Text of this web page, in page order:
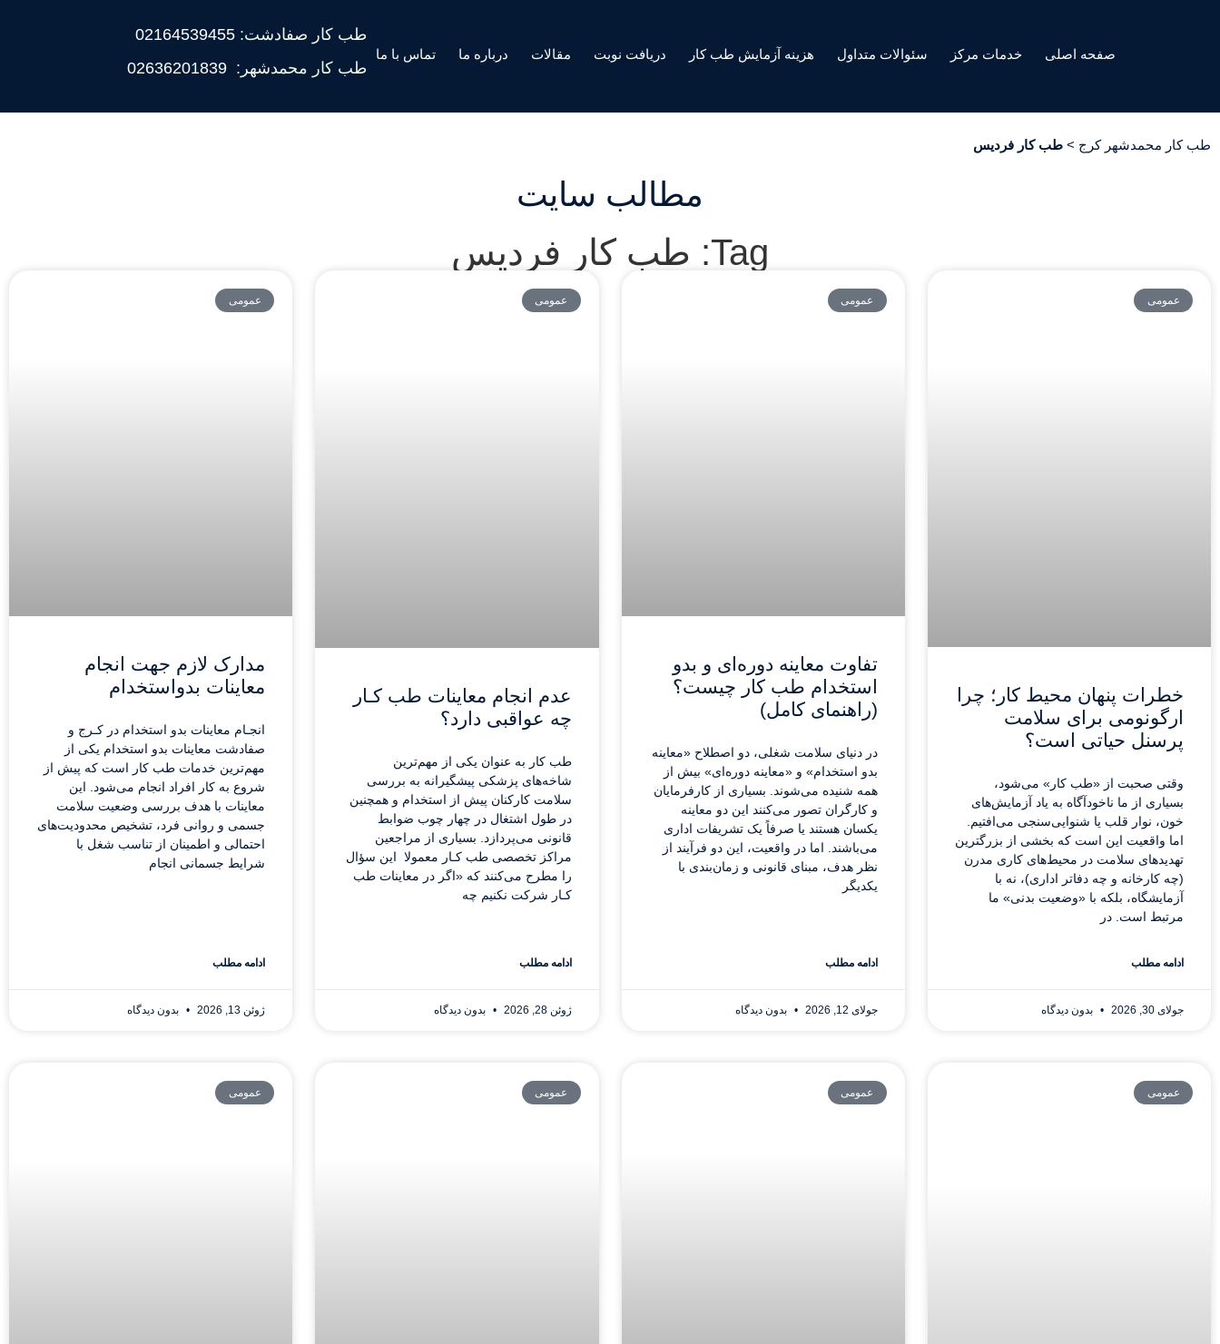
صفحه اصلی خدمات مرکز سئوالات متداول هزینه آزمایش طب کار دریافت نوبت مقالات درباره ما تماس با ما
طب کار صفادشت: 02164539455
طب کار محمدشهر: 02636201839
طب کار محمدشهر کرج > طب کار فردیس
مطالب سایت
Tag: طب کار فردیس
عمومی
خطرات پنهان محیط کار؛ چرا
ارگونومی برای سلامت
پرسنل حیاتی است؟
وقتی صحبت از «طب کار» می‌شود،
بسیاری از ما ناخودآگاه به یاد آزمایش‌های
خون، نوار قلب یا شنوایی‌سنجی می‌افتیم.
اما واقعیت این است که بخشی از بزرگترین
تهدیدهای سلامت در محیط‌های کاری مدرن
(چه کارخانه و چه دفاتر اداری)، نه با
آزمایشگاه، بلکه با «وضعیت بدنی» ما
مرتبط است. در
ادامه مطلب
جولای 30, 2026 بدون دیدگاه
عمومی
تفاوت معاینه دوره‌ای و بدو
استخدام طب کار چیست؟
(راهنمای کامل)
در دنیای سلامت شغلی، دو اصطلاح «معاینه
بدو استخدام» و «معاینه دوره‌ای» بیش از
همه شنیده می‌شوند. بسیاری از کارفرمایان
و کارگران تصور می‌کنند این دو معاینه
یکسان هستند یا صرفاً یک تشریفات اداری
می‌باشند. اما در واقعیت، این دو فرآیند از
نظر هدف، مبنای قانونی و زمان‌بندی با
یکدیگر
ادامه مطلب
جولای 12, 2026 بدون دیدگاه
عمومی
عدم انجام معاینات طب کـار
چه عواقبی دارد؟
طب کار به عنوان یکی از مهم‌ترین
شاخه‌های پزشکی پیشگیرانه به بررسی
سلامت کارکنان پیش از استخدام و همچنین
در طول اشتغال در چهار چوب ضوابط
قانونی می‌پردازد. بسیاری از مراجعین
مراکز تخصصی طب کـار معمولا این سؤال
را مطرح می‌کنند که «اگر در معاینات طب
کـار شرکت نکنیم چه
ادامه مطلب
ژوئن 28, 2026 بدون دیدگاه
عمومی
مدارک لازم جهت انجام
معاینات بدواستخدام
انجـام معاینات بدو استخدام در کـرج و
صفادشت معاینات بدو استخدام یکی از
مهم‌ترین خدمات طب کار است که پیش از
شروع به کار افراد انجام می‌شود. این
معاینات با هدف بررسی وضعیت سلامت
جسمی و روانی فرد، تشخیص محدودیت‌های
احتمالی و اطمینان از تناسب شغل با
شرایط جسمانی انجام
ادامه مطلب
ژوئن 13, 2026 بدون دیدگاه
عمومی عمومی عمومی عمومی